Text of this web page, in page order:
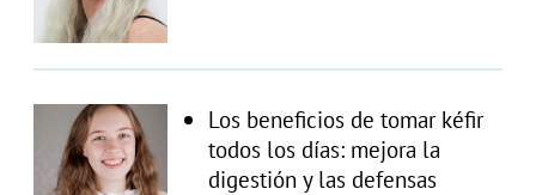
Los beneficios de tomar kéfir
todos los días: mejora la
digestión y las defensas